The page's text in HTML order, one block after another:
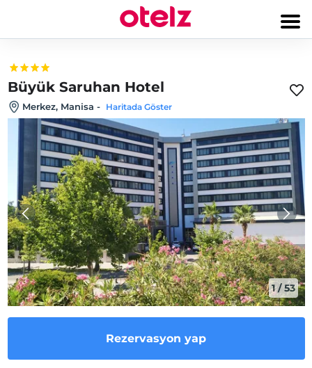
Büyük Saruhan Hotel
Merkez, Manisa - Haritada Göster
1/53
Rezervasyon yap